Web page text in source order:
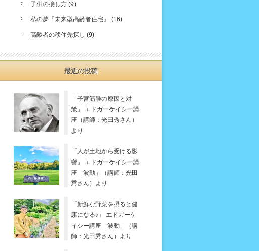
子供の接し方 (9)
私の夢「未来型高齢者住宅」 (16)
高齢者の移住先探し (9)
最近の投稿
「子宮筋腫の原因と対
策」 エドガーケイシー講
座（講師：光田秀さん）
より
「人が土地から受ける影
響」 エドガーケイシー講
座「波動」（講師：光田
秀さん）より
「新鮮な野菜を摂ると健
康になる♪」 エドガーケ
イシー講座「波動」（講
師：光田秀さん）より